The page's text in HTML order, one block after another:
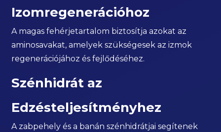
Izomregenerációhoz
A magas fehérjetartalom biztosítja azokat az
aminosavakat, amelyek szükségesek az izmok
regenerációjához és fejlődéséhez.
Szénhidrát az
Edzésteljesítményhez
A zabpehely és a banán szénhidrátjai segítenek